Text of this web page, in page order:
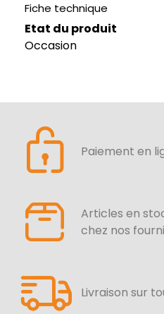
Fiche technique
Etat du produit
Occasion
Paiement en
Articles en
chez nos
Livraison sur